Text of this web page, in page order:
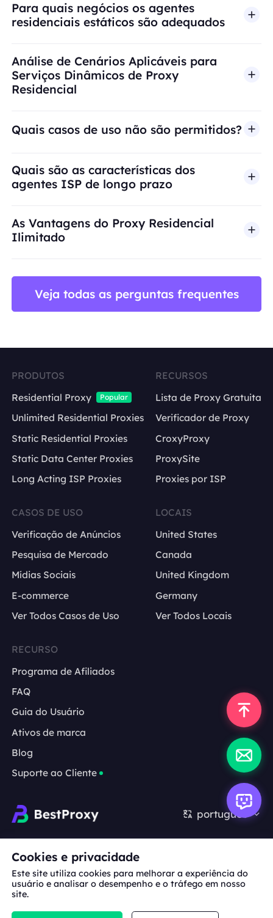
Para quais negócios os agentes
residenciais estáticos são adequados
Análise de Cenários Aplicáveis para
Serviços Dinâmicos de Proxy
Residencial
Quais casos de uso não são permitidos?
A BestProxy não oferece suporte a fraude,
Quais são as características dos
agentes ISP de longo prazo
As Vantagens do Proxy Residencial
Ilimitado
Veja todas as perguntas frequentes
PRODUTOS
Residential Proxy
Popular
Unlimited Residential Proxies
Static Residential Proxies
Static Data Center Proxies
Long Acting ISP Proxies
RECURSOS
Lista de Proxy Gratuita
Verificador de Proxy
CroxyProxy
ProxySite
Proxies por ISP
CASOS DE USO
Verificação de Anúncios
Pesquisa de Mercado
Mídias Sociais
E-commerce
Ver Todos Casos de Uso
LOCAIS
United States
Canada
United Kingdom
Germany
Ver Todos Locais
RECURSO
Programa de Afiliados
FAQ
Guia do Usuário
Ativos de marca
Blog
Suporte ao Cliente
português
Cooperação:michael.wang@bestproxy.com
Sobre
nós
marca
Serviço
Privacidade
Cookies e privacidade
Este site utiliza cookies para melhorar a experiência do
usuário e analisar o desempenho e o tráfego em nosso
site.